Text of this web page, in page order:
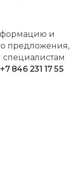
и
предложения,
+7 846 231 17 55